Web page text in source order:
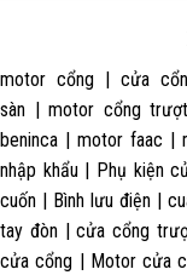
motor cổng | cửa
sàn | motor cổng
beninca | motor faac
nhập khẩu | Phụ kiện
cuốn | Bình lưu điện |
tay đòn | cửa cổng
cửa cổng | Motor cửa